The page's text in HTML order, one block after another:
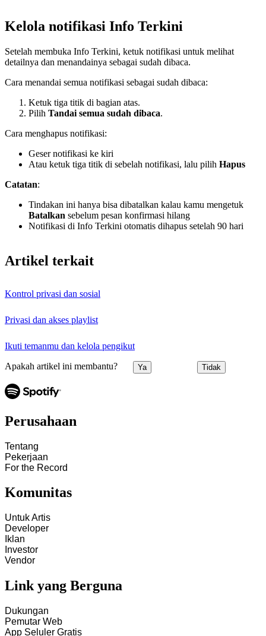
Kelola notifikasi Info Terkini
Setelah membuka Info Terkini, ketuk notifikasi untuk melihat
detailnya dan menandainya sebagai sudah dibaca.
Cara menandai semua notifikasi sebagai sudah dibaca:
Ketuk tiga titik di bagian atas.
Pilih Tandai semua sudah dibaca.
Cara menghapus notifikasi:
Geser notifikasi ke kiri
Atau ketuk tiga titik di sebelah notifikasi, lalu pilih Hapus
Catatan:
Tindakan ini hanya bisa dibatalkan kalau kamu mengetuk
Batalkan sebelum pesan konfirmasi hilang
Notifikasi di Info Terkini otomatis dihapus setelah 90 hari
Artikel terkait
Kontrol privasi dan sosial
Privasi dan akses playlist
Ikuti temanmu dan kelola pengikut
Apakah artikel ini membantu? Ya Tidak
Perusahaan
Tentang
Pekerjaan
For the Record
Komunitas
Untuk Artis
Developer
Iklan
Investor
Vendor
Link yang Berguna
Dukungan
Pemutar Web
App Seluler Gratis